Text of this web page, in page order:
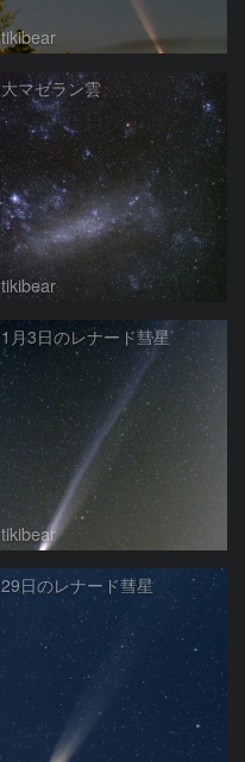
tikibear
大マゼラン雲
tikibear
1月3日のレナード彗星
tikibear
29日のレナード彗星